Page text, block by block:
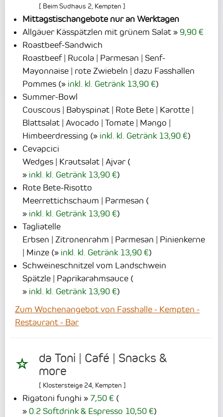
[ Beim Sudhaus 2, Kempten ]
Mittagstischangebote nur an Werktagen
Allgäuer Kässpätzlen mit grünem Salat
9,90 €
Roastbeef-Sandwich
Roastbeef | Rucola | Parmesan | Senf-
Mayonnaise | rote Zwiebeln | dazu Fasshallen
Pommes ( inkl. kl. Getränk 13,90 €)
Summer-Bowl
Couscous | Babyspinat | Rote Bete | Karotte |
Blattsalat | Avocado | Tomate | Mango |
Himbeerdressing ( inkl. kl. Getränk 13,90 €)
Cevapcici
Wedges | Krautsalat | Ajvar (
inkl. kl. Getränk 13,90 €)
Rote Bete-Risotto
Meerrettichschaum | Parmesan (
inkl. kl. Getränk 13,90 €)
Tagliatelle
Erbsen | Zitronenrahm | Parmesan | Pinienkerne
| Minze ( inkl. kl. Getränk 13,90 €)
Schweineschnitzel vom Landschwein
Spätzle | Paprikarahmsauce (
inkl. kl. Getränk 13,90 €)
Zum Wochenangebot von Fasshalle - Kempten -
Restaurant - Bar
da Toni | Café | Snacks &
more
[ Klostersteige 24, Kempten ]
Rigatoni funghi 7,50 € (
0.2 Softdrink & Espresso 10,50 €)